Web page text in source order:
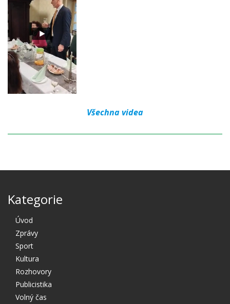
Všechna videa
Kategorie
Úvod
Zprávy
Sport
Kultura
Rozhovory
Publicistika
Volný čas